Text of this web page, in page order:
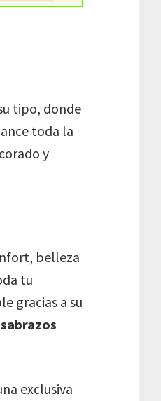
tipo, donde
toda la
y
belleza
tu
gracias a su
exclusiva